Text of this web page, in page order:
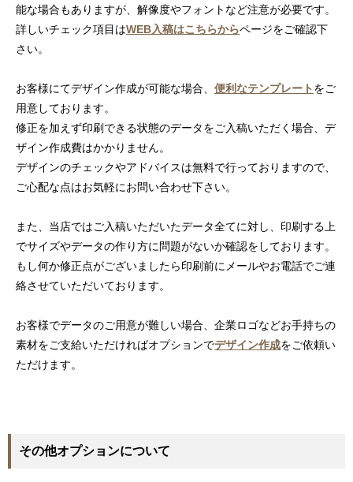
能な場合もありますが、解像度やフォントなど注意が必要です。
詳しいチェック項目はWEB入稿はこちらからページをご確認下
さい。
お客様にてデザイン作成が可能な場合、 便利なテンプレートをご
用意しております。
修正を加えず印刷できる状態のデータをご入稿いただく場合、デ
ザイン作成費はかかりません。
デザインのチェックやアドバイスは無料で行っておりますので、
ご心配な点はお気軽にお問い合わせ下さい。
また、当店ではご入稿いただいたデータ全てに対し、印刷する上
でサイズやデータの作り方に問題がないか確認をしております。
もし何か修正点がございましたら印刷前にメールやお電話でご連
絡させていただいております。
お客様でデータのご用意が難しい場合、企業ロゴなどお手持ちの
素材をご支給いただければオプションでデザイン作成をご依頼い
ただけます。
その他オプションについて